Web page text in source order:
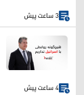
3 ساعت پیش
4 ساعت پیش